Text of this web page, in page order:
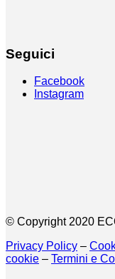
Seguici
Facebook
Instagram
© Copyright 2020
Privacy Policy –
cookie – Termini e